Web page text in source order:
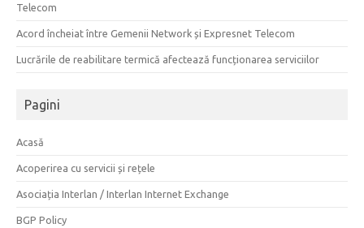
Telecom
Acord încheiat între Gemenii Network și Expresnet Telecom
Lucrările de reabilitare termică afectează funcționarea serviciilor
Pagini
Acasă
Acoperirea cu servicii și rețele
Asociația Interlan / Interlan Internet Exchange
BGP Policy